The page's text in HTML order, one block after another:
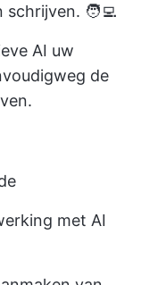
🧑‍💻
AI uw
de
met AI